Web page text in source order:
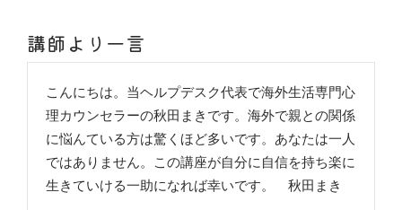
講師より一言
こんにちは。当ヘルプデスク代表で海外生活専門心
理カウンセラーの秋田まきです。海外で親との関係
に悩んている方は驚くほど多いです。あなたは一人
ではありません。この講座が自分に自信を持ち楽に
生きていける一助になれば幸いです。　秋田まき